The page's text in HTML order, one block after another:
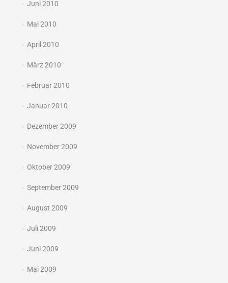
Juni 2010
Mai 2010
April 2010
März 2010
Februar 2010
Januar 2010
Dezember 2009
November 2009
Oktober 2009
September 2009
August 2009
Juli 2009
Juni 2009
Mai 2009